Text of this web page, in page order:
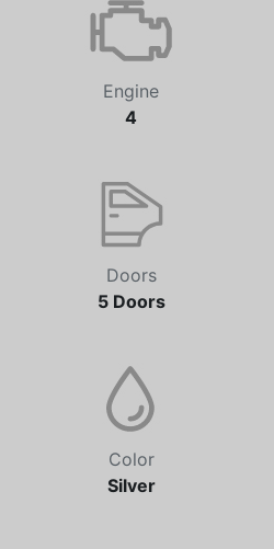
Engine
4
Doors
5 Doors
Color
Silver